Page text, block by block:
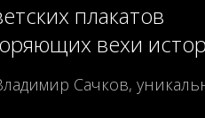
плакатов
вехи
Сачков,